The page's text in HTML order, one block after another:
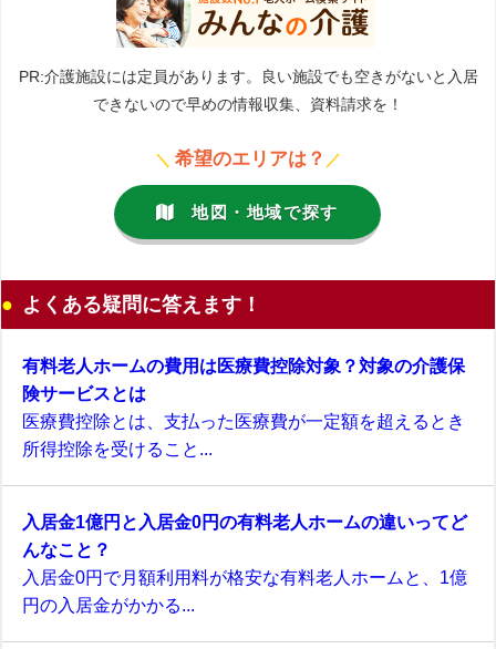
PR:介護施設には定員があります。良い施設でも空きがないと入居
できないので早めの情報収集、資料請求を！
＼ 希望のエリアは？ ／
地図・地域で探す
よくある疑問に答えます！
有料老人ホームの費用は医療費控除対象？対象の介護保
険サービスとは
医療費控除とは、支払った医療費が一定額を超えるとき
所得控除を受けること...
入居金1億円と入居金0円の有料老人ホームの違いってど
んなこと？
入居金0円で月額利用料が格安な有料老人ホームと、1億
円の入居金がかかる...